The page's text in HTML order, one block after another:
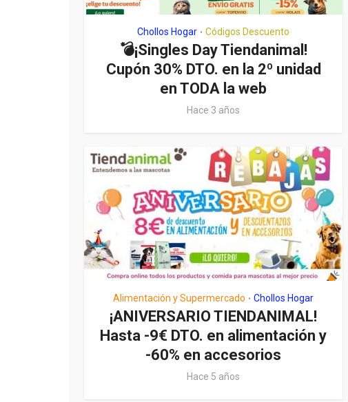
Chollos Hogar • Códigos Descuento
💣¡Singles Day Tiendanimal!
Cupón 30% DTO. en la 2º unidad
en TODA la web
Hace 3 años
Alimentación y Supermercado • Chollos Hogar
¡ANIVERSARIO TIENDANIMAL!
Hasta -9€ DTO. en alimentación y
-60% en accesorios
Hace 5 años